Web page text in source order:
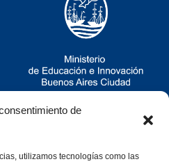
de
utilizamos tecnologías como las